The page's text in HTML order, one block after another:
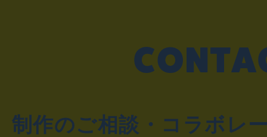
制作のご相談・コラボレ